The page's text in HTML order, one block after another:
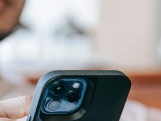
São Paulo